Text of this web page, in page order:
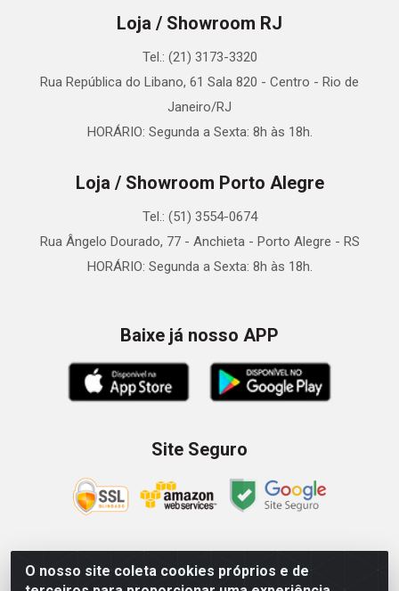
O nosso site coleta cookies próprios e de
Loja / Showroom RJ
Tel.: (21) 3173-3320
Rua República do Libano, 61 Sala 820 - Centro - Rio de
Janeiro/RJ
HORÁRIO: Segunda a Sexta: 8h às 18h.
Loja / Showroom Porto Alegre
Tel.: (51) 3554-0674
Rua Ângelo Dourado, 77 - Anchieta - Porto Alegre - RS
HORÁRIO: Segunda a Sexta: 8h às 18h.
Baixe já nosso APP
Site Seguro
Zein Importação e Comércio LTDA - Av. Senador Queiróz, 274